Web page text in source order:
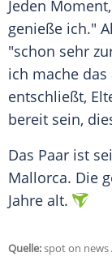
Jeden
genieße ich."
"schon sehr
ich mache
entschließt,
bereit sein,
Das Paar ist
Mallorca. Die
Jahre alt.
Quelle:spot on news